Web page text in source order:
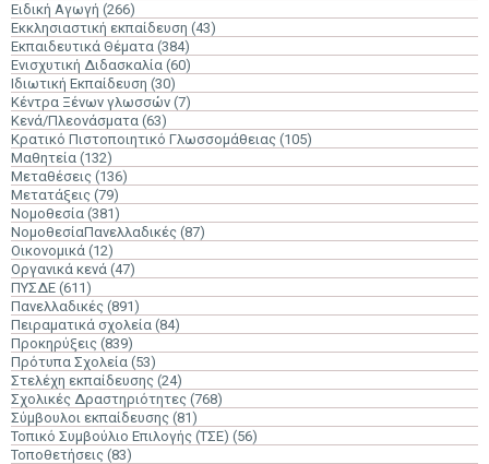
Ειδική Αγωγή (266)
Εκκλησιαστική εκπαίδευση (43)
Εκπαιδευτικά Θέματα (384)
Ενισχυτική Διδασκαλία (60)
Ιδιωτική Εκπαίδευση (30)
Κέντρα Ξένων γλωσσών (7)
Κενά/Πλεονάσματα (63)
Κρατικό Πιστοποιητικό Γλωσσομάθειας (105)
Μαθητεία (132)
Μεταθέσεις (136)
Μετατάξεις (79)
Νομοθεσία (381)
ΝομοθεσίαΠανελλαδικές (87)
Οικονομικά (12)
Οργανικά κενά (47)
ΠΥΣΔΕ (611)
Πανελλαδικές (891)
Πειραματικά σχολεία (84)
Προκηρύξεις (839)
Πρότυπα Σχολεία (53)
Στελέχη εκπαίδευσης (24)
Σχολικές Δραστηριότητες (768)
Σύμβουλοι εκπαίδευσης (81)
Τοπικό Συμβούλιο Επιλογής (ΤΣΕ) (56)
Τοποθετήσεις (83)